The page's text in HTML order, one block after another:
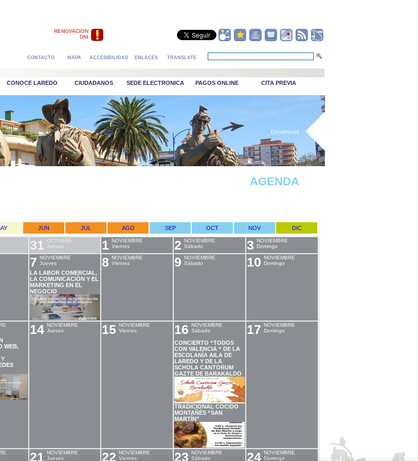
RENOVACION
DNI
CONTACTO MAPA ACCESIBILIDAD ENLACES TRANSLATE
CONOCE LAREDO CIUDADANOS SEDE ELECTRONICA PAGOS ONLINE CITA PREVIA
_Esculturas
AGENDA
JUN JUL AGO SEP OCT NOV DIC
31 OCTUBRE
Jueves
1
NOVIEMBRE
Viernes
2
NOVIEMBRE
Sábado
3
NOVIEMBRE
Domingo
7
NOVIEMBRE
Jueves
LA LABOR COMERCIAL,
LA COMUNICACIÓN Y EL
MARKETING EN EL
NEGOCIO
8
NOVIEMBRE
Viernes
9
NOVIEMBRE
Sábado
10
NOVIEMBRE
Domingo
WEB,
14 NOVIEMBRE
Jueves
15
NOVIEMBRE
Viernes
16
NOVIEMBRE
Sábado
CONCIERTO “TODOS
CON VALENCIA “ DE LA
ESCOLANÍA AILA DE
LAREDO Y DE LA
SCHOLA CANTORUM
GAZTE DE BARAKALDO
TRADICIONAL COCIDO
MONTAÑÉS “SAN
MARTÍN”
17
NOVIEMBRE
Domingo
21
NOVIEMBRE
Jueves
22
NOVIEMBRE
Viernes
23
NOVIEMBRE
Sábado
24 NOVIEMBRE
Domingo